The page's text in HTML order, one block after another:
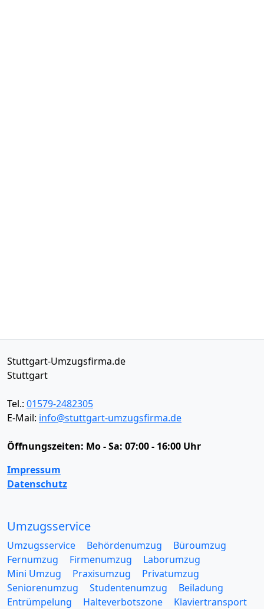
Stuttgart-Umzugsfirma.de
Stuttgart
Tel.: 01579-2482305
E-Mail: info@stuttgart-umzugsfirma.de
Öffnungszeiten: Mo - Sa: 07:00 - 16:00 Uhr
Impressum
Datenschutz
Umzugsservice
Umzugsservice Behördenumzug
Büroumzug
Fernumzug
Firmenumzug
Laborumzug
Mini Umzug
Praxisumzug
Privatumzug
Seniorenumzug
Studentenumzug
Beiladung
Entrümpelung
Halteverbotszone
Klaviertransport